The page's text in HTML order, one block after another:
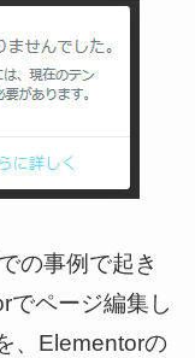
の事例で起き
でページ編集し
、Elementorの